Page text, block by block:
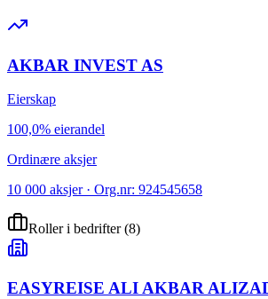
AKBAR INVEST AS
Eierskap
100,0% eierandel
Ordinære aksjer
10 000 aksjer · Org.nr: 924545658
Roller i bedrifter(8)
EASYREISE ALI AKBAR